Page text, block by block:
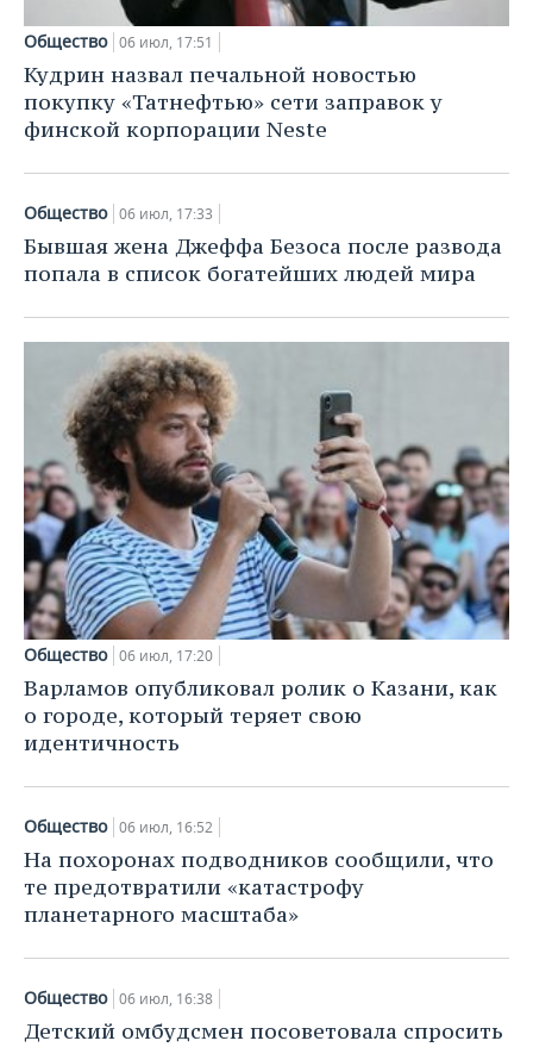
Общество 06 июл, 17:51
Кудрин назвал печальной новостью
покупку «Татнефтью» сети заправок у
финской корпорации Neste
Общество 06 июл, 17:33
Бывшая жена Джеффа Безоса после развода
попала в список богатейших людей мира
Общество 06 июл, 17:20
Варламов опубликовал ролик о Казани, как
о городе, который теряет свою
идентичность
Общество 06 июл, 16:52
На похоронах подводников сообщили, что
те предотвратили «катастрофу
планетарного масштаба»
Общество 06 июл, 16:38
Детский омбудсмен посоветовала спросить